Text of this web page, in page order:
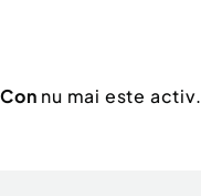
nu mai este activ.